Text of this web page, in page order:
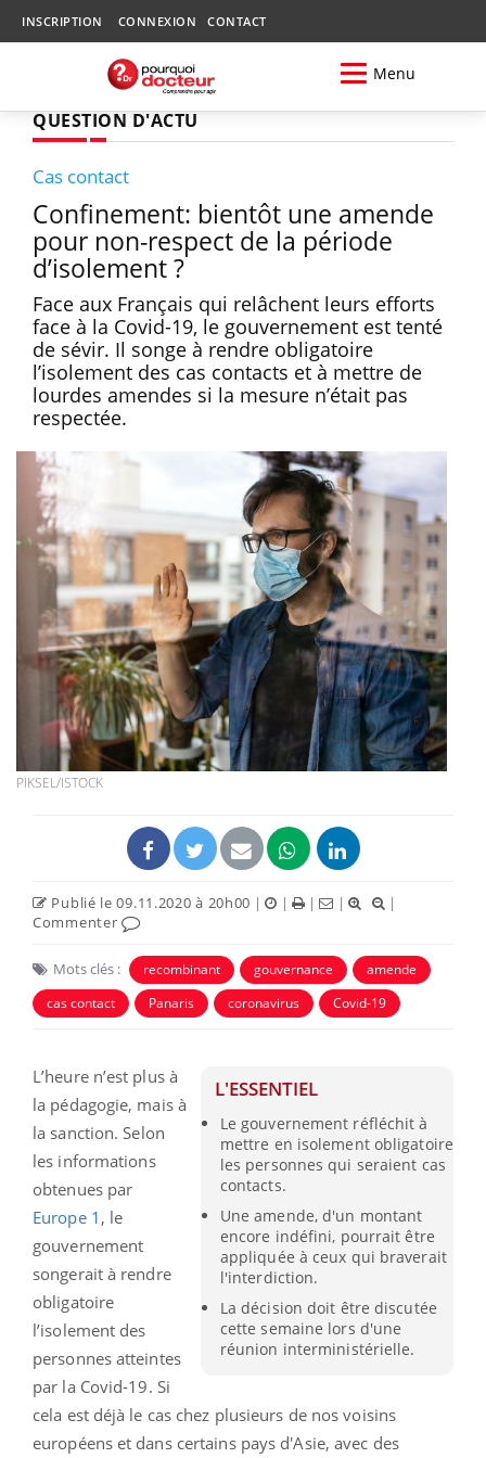
INSCRIPTION CONNEXION CONTACT
Menu
QUESTION D'ACTU
Cas contact
Confinement: bientôt une amende
pour non-respect de la période
d’isolement ?
Face aux Français qui relâchent leurs efforts
face à la Covid-19, le gouvernement est tenté
de sévir. Il songe à rendre obligatoire
l’isolement des cas contacts et à mettre de
lourdes amendes si la mesure n’était pas
respectée.
PIKSEL/ISTOCK
Publié le 09.11.2020 à 20h00 | | | |
|
Commenter
Mots clés : recombinant gouvernance
amende
cas contact
Panaris coronavirus Covid-19
L'ESSENTIEL
Le gouvernement réfléchit à
mettre en isolement obligatoire
les personnes qui seraient cas
contacts.
Une amende, d'un montant
encore indéfini, pourrait être
appliquée à ceux qui braverait
l'interdiction.
La décision doit être discutée
cette semaine lors d'une
réunion interministérielle.
L’heure n’est plus à
la pédagogie, mais à
la sanction. Selon
les informations
obtenues par
Europe 1 , le
gouvernement
songerait à rendre
obligatoire
l’isolement des
personnes atteintes
par la Covid-19. Si
cela est déjà le cas chez plusieurs de nos voisins
européens et dans certains pays d'Asie, avec des